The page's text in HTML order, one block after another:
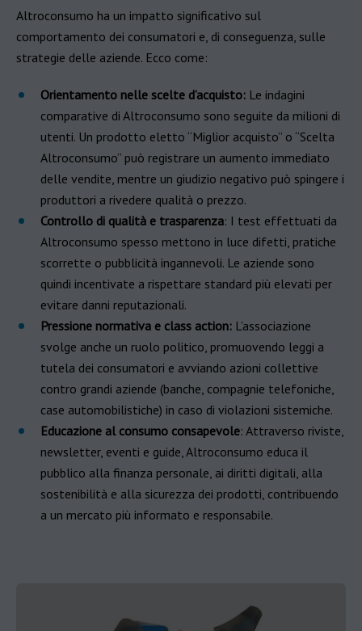
Altroconsumo ha un impatto significativo sul
comportamento dei consumatori e, di conseguenza, sulle
strategie delle aziende. Ecco come:
Orientamento nelle scelte d’acquisto: Le indagini
comparative di Altroconsumo sono seguite da milioni di
utenti. Un prodotto eletto “Miglior acquisto” o “Scelta
Altroconsumo” può registrare un aumento immediato
delle vendite, mentre un giudizio negativo può spingere i
produttori a rivedere qualità o prezzo.
Controllo di qualità e trasparenza: I test effettuati da
Altroconsumo spesso mettono in luce difetti, pratiche
scorrette o pubblicità ingannevoli. Le aziende sono
quindi incentivate a rispettare standard più elevati per
evitare danni reputazionali.
Pressione normativa e class action: L’associazione
svolge anche un ruolo politico, promuovendo leggi a
tutela dei consumatori e avviando azioni collettive
contro grandi aziende (banche, compagnie telefoniche,
case automobilistiche) in caso di violazioni sistemiche.
Educazione al consumo consapevole: Attraverso riviste,
newsletter, eventi e guide, Altroconsumo educa il
pubblico alla finanza personale, ai diritti digitali, alla
sostenibilità e alla sicurezza dei prodotti, contribuendo
a un mercato più informato e responsabile.